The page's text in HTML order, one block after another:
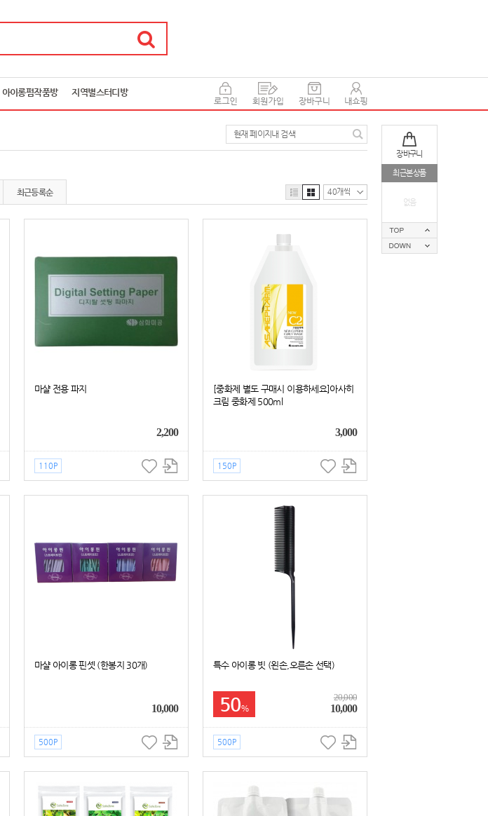
아이롱펌작품방 지역별스터디방
장바구니
최근본상품
없음
현재 페이지내 검색
최근등록순 40개씩
마샬 전용 파지
2,200
110P
[중화제 별도 구매시 이용하세요]아사히
크림 중화제 500ml
3,000
150P
마샬 아이롱 핀셋 (한봉지 30개)
10,000
500P
특수 아이롱 빗 (왼손,오른손 선택)
50%
20,000
10,000
500P